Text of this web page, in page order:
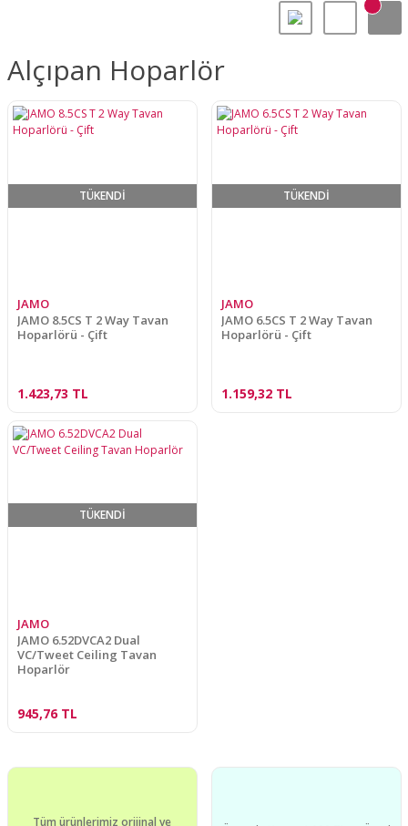
Alçıpan Hoparlör
TÜKENDİ
JAMO
JAMO 8.5CS T 2 Way Tavan
Hoparlörü - Çift
1.423,73 TL
TÜKENDİ
JAMO
JAMO 6.5CS T 2 Way Tavan
Hoparlörü - Çift
1.159,32 TL
TÜKENDİ
JAMO
JAMO 6.52DVCA2 Dual
VC/Tweet Ceiling Tavan
Hoparlör
945,76 TL
Tüm ürünlerimiz orijinal ve